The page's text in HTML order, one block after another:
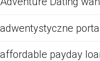
adwentystyczne
affordable payday